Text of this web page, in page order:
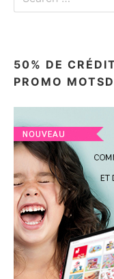
for:
50% DE
PROMO